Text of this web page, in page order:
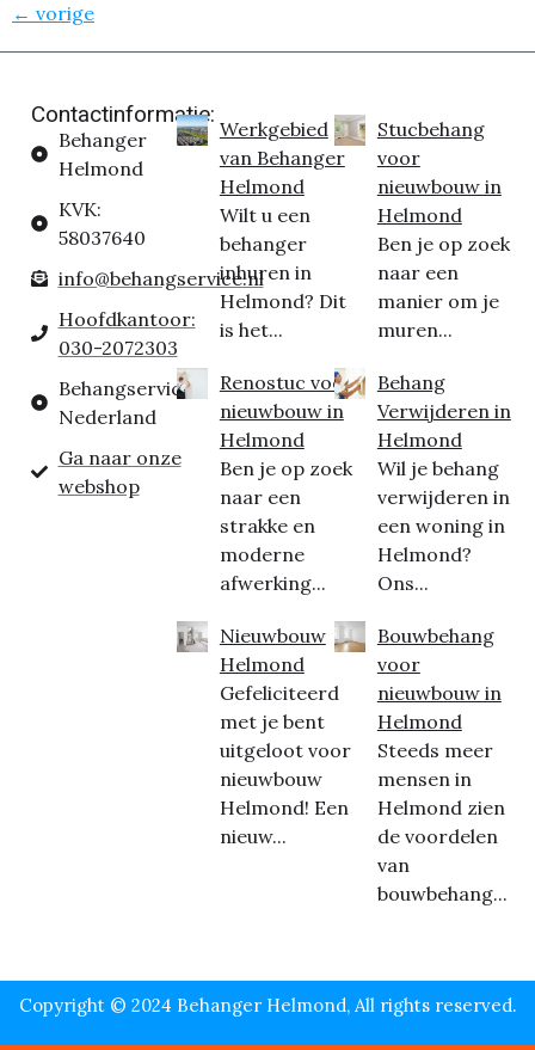
← vorige
Contactinformatie:
Behanger
Helmond
KVK:
58037640
info@behangservice.nl
Hoofdkantoor:
030-2072303
Behangservice
Nederland
Ga naar onze
webshop
Werkgebied
van Behanger
Helmond
Wilt u een
behanger
inhuren in
Helmond? Dit
is het...
Renostuc voor
nieuwbouw in
Helmond
Ben je op zoek
naar een
strakke en
moderne
afwerking...
Nieuwbouw
Helmond
Gefeliciteerd
met je bent
uitgeloot voor
nieuwbouw
Helmond! Een
nieuw...
Stucbehang
voor
nieuwbouw in
Helmond
Ben je op zoek
naar een
manier om je
muren...
Behang
Verwijderen in
Helmond
Wil je behang
verwijderen in
een woning in
Helmond?
Ons...
Bouwbehang
voor
nieuwbouw in
Helmond
Steeds meer
mensen in
Helmond zien
de voordelen
van
bouwbehang...
Copyright © 2024 Behanger Helmond, All rights reserved.